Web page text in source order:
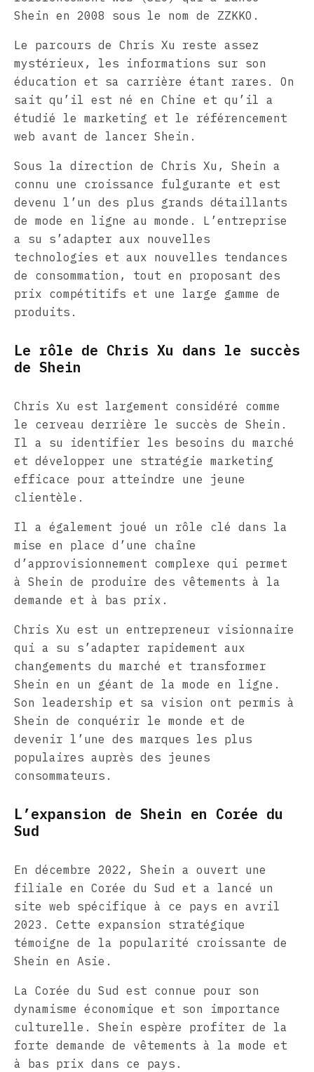
Shein en 2008 sous le nom de ZZKKO.
Le parcours de Chris Xu reste assez
mystérieux, les informations sur son
éducation et sa carrière étant rares. On
sait qu’il est né en Chine et qu’il a
étudié le marketing et le référencement
web avant de lancer Shein.
Sous la direction de Chris Xu, Shein a
connu une croissance fulgurante et est
devenu l’un des plus grands détaillants
de mode en ligne au monde. L’entreprise
a su s’adapter aux nouvelles
technologies et aux nouvelles tendances
de consommation, tout en proposant des
prix compétitifs et une large gamme de
produits.
Le rôle de Chris Xu dans le succès
de Shein
Chris Xu est largement considéré comme
le cerveau derrière le succès de Shein.
Il a su identifier les besoins du marché
et développer une stratégie marketing
efficace pour atteindre une jeune
clientèle.
Il a également joué un rôle clé dans la
mise en place d’une chaîne
d’approvisionnement complexe qui permet
à Shein de produire des vêtements à la
demande et à bas prix.
Chris Xu est un entrepreneur visionnaire
qui a su s’adapter rapidement aux
changements du marché et transformer
Shein en un géant de la mode en ligne.
Son leadership et sa vision ont permis à
Shein de conquérir le monde et de
devenir l’une des marques les plus
populaires auprès des jeunes
consommateurs.
L’expansion de Shein en Corée du
Sud
En décembre 2022, Shein a ouvert une
filiale en Corée du Sud et a lancé un
site web spécifique à ce pays en avril
2023. Cette expansion stratégique
témoigne de la popularité croissante de
Shein en Asie.
La Corée du Sud est connue pour son
dynamisme économique et son importance
culturelle. Shein espère profiter de la
forte demande de vêtements à la mode et
à bas prix dans ce pays.